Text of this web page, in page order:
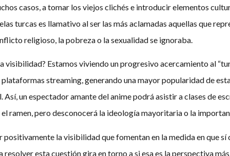
casos, a tomar los viejos clichés e introducir elementos
turcas es llamativo al ser las más aclamadas aquellas que
religioso, la pobreza o la sexualidad se ignoraba.
visibilidad? Estamos viviendo un progresivo acercamiento al
streaming, generando una mayor popularidad de
un espectador amante del anime podrá asistir a clases de
ramen, pero desconocerá la ideología mayoritaria o la
la visibilidad que fomentan en la medida en que
resolver esta cuestión gira en torno a si esa es la perspectiva